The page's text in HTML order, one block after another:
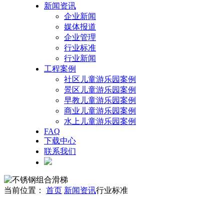
新闻资讯
企业新闻
媒体报道
企业管理
行业标准
行业新闻
工程案例
社区儿童游乐园案例
景区儿童游乐园案例
早教儿童游乐园案例
商业儿童游乐园案例
水上儿童游乐园案例
FAQ
下载中心
联系我们
当前位置： 首页 新闻资讯行业标准